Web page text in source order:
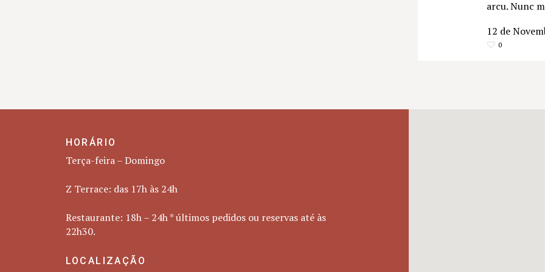
arcu. Nunc
12 de
0
HORÁRIO
Terça-feira – Domingo
Z Terrace: das 17h às 24h
Restaurante: 18h – 24h * últimos pedidos ou reservas até às
22h30.
LOCALIZAÇÃO